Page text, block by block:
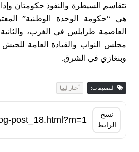
تتقاسم السيطرة والنفوذ حكومتان
هي “حكومة الوحدة الوطنية”
العاصمة طرابلس في الغرب،
مجلس النواب والقيادة العامة
وبنغازي في الشرق.
التصنيفات: أخبار ليبيا
نسخ
الرابط